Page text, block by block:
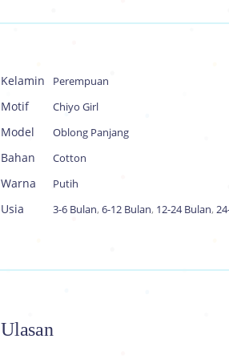
Kelamin Perempuan
Motif Chiyo Girl
Model Oblong Panjang
Bahan Cotton
Warna Putih
Usia 3-6 Bulan, 6-12 Bulan, 12-24 Bulan,
Ulasan